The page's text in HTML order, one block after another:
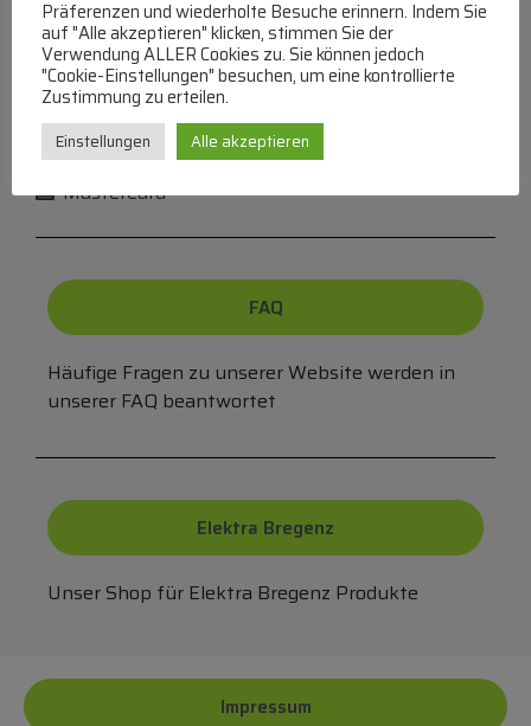
Mit WhatsApp Kontakt mit dem Service Team
aufnehmen
(MO-DO 8-17, FR 8-15 Uhr,+43 1 267 67 60
Bei uns können Sie bezahlen per:
Überweisung
PayPal
MasterCard
FAQ
Häufige Fragen zu unserer Website werden in
unserer FAQ beantwortet
Elektra Bregenz
Unser Shop für Elektra Bregenz Produkte
Impressum
Präferenzen und wiederholte Besuche erinnern. Indem Sie
auf "Alle akzeptieren" klicken, stimmen Sie der
Verwendung ALLER Cookies zu. Sie können jedoch
"Cookie-Einstellungen" besuchen, um eine kontrollierte
Zustimmung zu erteilen.
Einstellungen Alle akzeptieren